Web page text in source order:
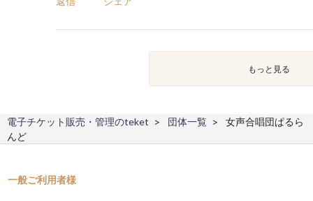
もっと見る
電子チケット販売・管理のteket 団体一覧
女声合唱団ぱるら
んど
一般ご利用者様